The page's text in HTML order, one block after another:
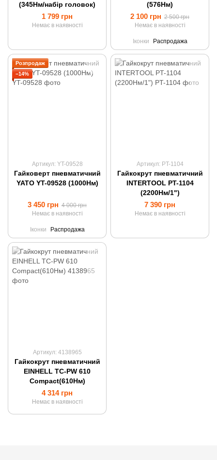
(345Нм/набір головок)
1 799 грн
Немає в наявності
(576Нм)
2 100 грн 2 500 грн
Немає в наявності
Іконки Распродажа
Розпродаж
−14%
Артикул: YT-09528
Гайковерт пневматичний
YATO YT-09528 (1000Нм)
3 450 грн 4 000 грн
Немає в наявності
Іконки Распродажа
Артикул: PT-1104
Гайкокрут пневматичний
INTERTOOL PT-1104
(2200Нм/1")
7 390 грн
Немає в наявності
Артикул: 4138965
Гайкокрут пневматичний
EINHELL TC-PW 610
Compact(610Нм)
4 314 грн
Немає в наявності